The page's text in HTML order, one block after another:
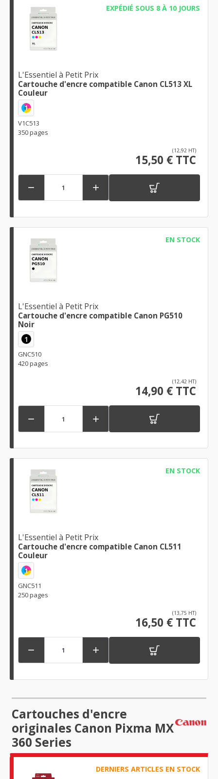
EXPÉDIÉ SOUS 8 À 10 JOURS
L'Essentiel à Petit Prix
Cartouche d'encre compatible Canon CL513 XL
Couleur
1
V1C513
350 pages
(12,92 HT)
15,50 € TTC
 
EN STOCK
L'Essentiel à Petit Prix
Cartouche d'encre compatible Canon PG510
Noir
1
GNC510
420 pages
(12,42 HT)
14,90 € TTC
 
EN STOCK
L'Essentiel à Petit Prix
Cartouche d'encre compatible Canon CL511
Couleur
1
GNC511
250 pages
(13,75 HT)
16,50 € TTC
 
Cartouches d'encre
originales Canon Pixma MX
360 Series
DERNIERS ARTICLES EN STOCK